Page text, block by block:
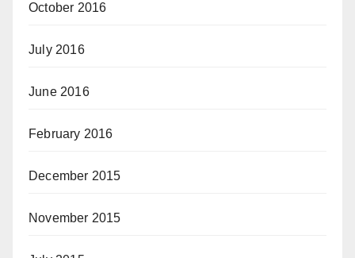
October 2016
July 2016
June 2016
February 2016
December 2015
November 2015